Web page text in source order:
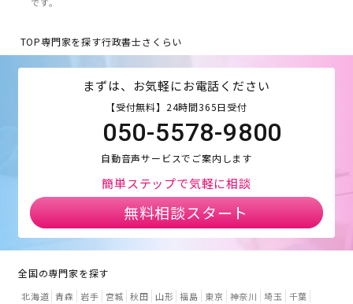
TOP専門家を探す行政書士さくらい
まずは、お気軽にお電話ください
【受付無料】24時間365日受付
050-5578-9800
自動音声サービスでご案内します
簡単ステップで気軽に相談
無料相談スタート
全国の専門家を探す
北海道 青森 岩手 宮城 秋田 山形 福島 東京 神奈川 埼玉
千葉